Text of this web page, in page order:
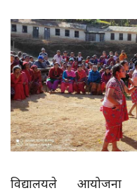
विद्यालयले आयोजना